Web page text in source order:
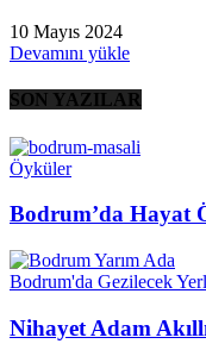
10 Mayıs 2024
Devamını yükle
SON YAZILAR
Öyküler
Bodrum’da Hayat
Bodrum'da Gezilecek
Nihayet Adam